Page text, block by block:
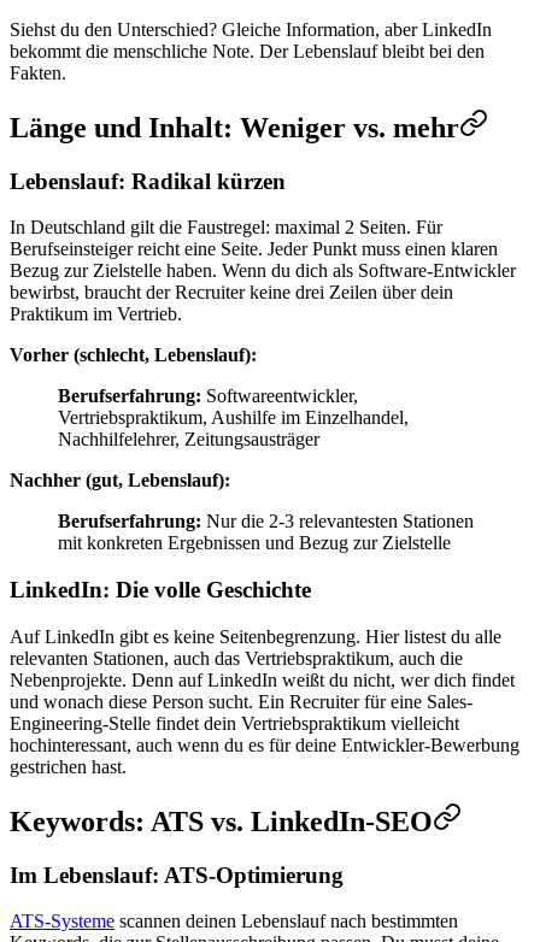
Siehst du den Unterschied? Gleiche Information, aber LinkedIn
bekommt die menschliche Note. Der Lebenslauf bleibt bei den
Fakten.
Länge und Inhalt: Weniger vs. mehr
Lebenslauf: Radikal kürzen
In Deutschland gilt die Faustregel: maximal 2 Seiten. Für
Berufseinsteiger reicht eine Seite. Jeder Punkt muss einen klaren
Bezug zur Zielstelle haben. Wenn du dich als Software-Entwickler
bewirbst, braucht der Recruiter keine drei Zeilen über dein
Praktikum im Vertrieb.
Vorher (schlecht, Lebenslauf):
Berufserfahrung: Softwareentwickler,
Vertriebspraktikum, Aushilfe im Einzelhandel,
Nachhilfelehrer, Zeitungsausträger
Nachher (gut, Lebenslauf):
Berufserfahrung: Nur die 2-3 relevantesten Stationen
mit konkreten Ergebnissen und Bezug zur Zielstelle
LinkedIn: Die volle Geschichte
Auf LinkedIn gibt es keine Seitenbegrenzung. Hier listest du alle
relevanten Stationen, auch das Vertriebspraktikum, auch die
Nebenprojekte. Denn auf LinkedIn weißt du nicht, wer dich findet
und wonach diese Person sucht. Ein Recruiter für eine Sales-
Engineering-Stelle findet dein Vertriebspraktikum vielleicht
hochinteressant, auch wenn du es für deine Entwickler-Bewerbung
gestrichen hast.
Keywords: ATS vs. LinkedIn-SEO
Im Lebenslauf: ATS-Optimierung
ATS-Systeme scannen deinen Lebenslauf nach bestimmten